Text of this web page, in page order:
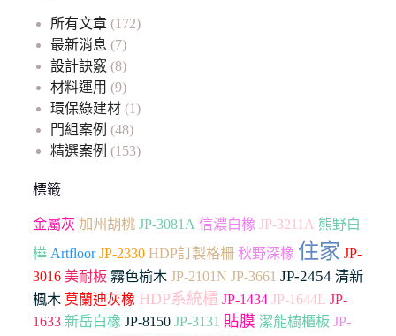
所有文章(172)
最新消息 (7)
設計訣竅(8)
材料運用 (9)
環保綠建材(1)
門組案例 (48)
精選案例 (153)
標籤
金屬灰 加州胡桃 JP-3081A 信濃白橡 JP-3211A 熊野白
樺 Artfloor JP-2330 HDP訂製格柵 秋野深橡 住家 JP-
3016 美耐板 霧色榆木 JP-2101N JP-3661 JP-2454 清新
楓木 莫蘭迪灰橡 HDP系統櫃 JP-1434 JP-1644L JP-
1633 新岳白橡 JP-8150 JP-3131 貼膜 潔能櫥櫃板 JP-